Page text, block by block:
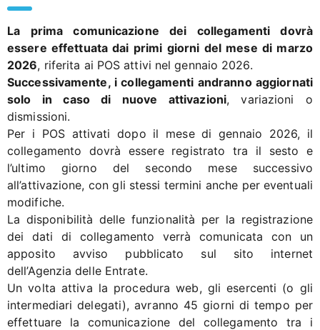
La prima comunicazione dei collegamenti dovrà
essere effettuata dai primi giorni del mese di marzo
2026, riferita ai POS attivi nel gennaio 2026.
Successivamente, i collegamenti andranno aggiornati
solo in caso di nuove attivazioni, variazioni o
dismissioni.
Per i POS attivati dopo il mese di gennaio 2026, il
collegamento dovrà essere registrato tra il sesto e
l’ultimo giorno del secondo mese successivo
all’attivazione, con gli stessi termini anche per eventuali
modifiche.
La disponibilità delle funzionalità per la registrazione
dei dati di collegamento verrà comunicata con un
apposito avviso pubblicato sul sito internet
dell’Agenzia delle Entrate.
Un volta attiva la procedura web, gli esercenti (o gli
intermediari delegati), avranno 45 giorni di tempo per
effettuare la comunicazione del collegamento tra i